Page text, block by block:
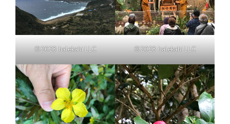
©2023 halekahi LLC ©2023 halekahi LLC